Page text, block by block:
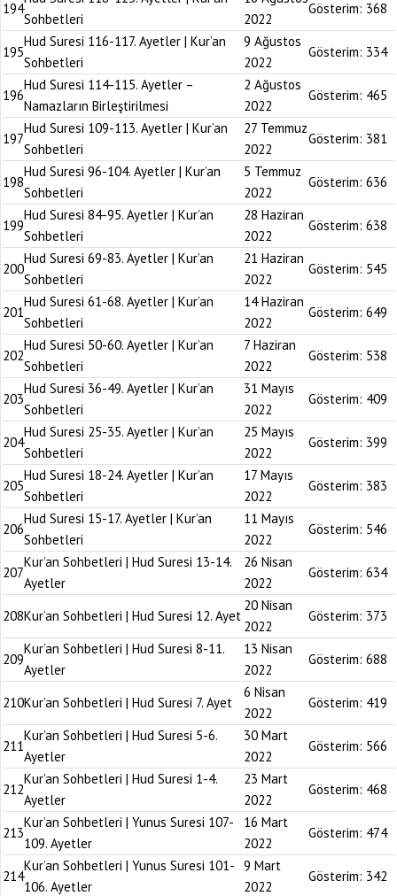
194
Sohbetleri
2022
Gösterim: 368
195
Hud Suresi 116-117. Ayetler | Kur’an
Sohbetleri
9 Ağustos
2022
Gösterim: 334
196
Hud Suresi 114-115. Ayetler –
Namazların Birleştirilmesi
2 Ağustos
2022
Gösterim: 465
197
Hud Suresi 109-113. Ayetler | Kur’an
Sohbetleri
27 Temmuz
2022
Gösterim: 381
198
Hud Suresi 96-104. Ayetler | Kur’an
Sohbetleri
5 Temmuz
2022
Gösterim: 636
199
Hud Suresi 84-95. Ayetler | Kur’an
Sohbetleri
28 Haziran
2022
Gösterim: 638
200
Hud Suresi 69-83. Ayetler | Kur’an
Sohbetleri
21 Haziran
2022
Gösterim: 545
201
Hud Suresi 61-68. Ayetler | Kur’an
Sohbetleri
14 Haziran
2022
Gösterim: 649
202
Hud Suresi 50-60. Ayetler | Kur’an
Sohbetleri
7 Haziran
2022
Gösterim: 538
203
Hud Suresi 36-49. Ayetler | Kur’an
Sohbetleri
31 Mayıs
2022
Gösterim: 409
204
Hud Suresi 25-35. Ayetler | Kur’an
Sohbetleri
25 Mayıs
2022
Gösterim: 399
205
Hud Suresi 18-24. Ayetler | Kur’an
Sohbetleri
17 Mayıs
2022
Gösterim: 383
206
Hud Suresi 15-17. Ayetler | Kur’an
Sohbetleri
11 Mayıs
2022
Gösterim: 546
207
Kur’an Sohbetleri | Hud Suresi 13-14.
Ayetler
26 Nisan
2022
Gösterim: 634
208Kur’an Sohbetleri | Hud Suresi 12. Ayet
20 Nisan
2022
Gösterim: 373
209
Kur’an Sohbetleri | Hud Suresi 8-11.
Ayetler
13 Nisan
2022
Gösterim: 688
210Kur’an Sohbetleri | Hud Suresi 7. Ayet
6 Nisan
2022
Gösterim: 419
211
Kur’an Sohbetleri | Hud Suresi 5-6.
Ayetler
30 Mart
2022
Gösterim: 566
212
Kur’an Sohbetleri | Hud Suresi 1-4.
Ayetler
23 Mart
2022
Gösterim: 468
213
Kur’an Sohbetleri | Yunus Suresi 107-
109. Ayetler
16 Mart
2022
Gösterim: 474
214
Kur’an Sohbetleri | Yunus Suresi 101-
106. Ayetler
9 Mart
2022
Gösterim: 342